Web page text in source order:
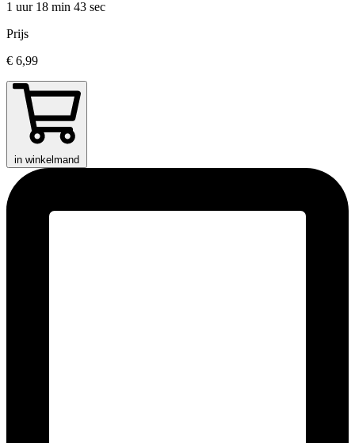
1 uur 18 min 43 sec
Prijs
€ 6,99
in winkelmand